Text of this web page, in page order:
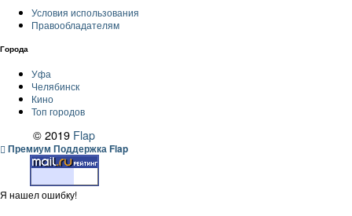
Условия использования
Правообладателям
Города
Уфа
Челябинск
Кино
Топ городов
© 2019 Flap
Премиум Поддержка Flap
Я нашел ошибку!